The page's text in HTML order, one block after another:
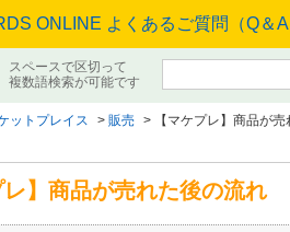
スペースで区切って
複数語検索が可能です
ットプレイス > 販売 >
【マケプレ】商品が
レ】商品が売れた後の流れ